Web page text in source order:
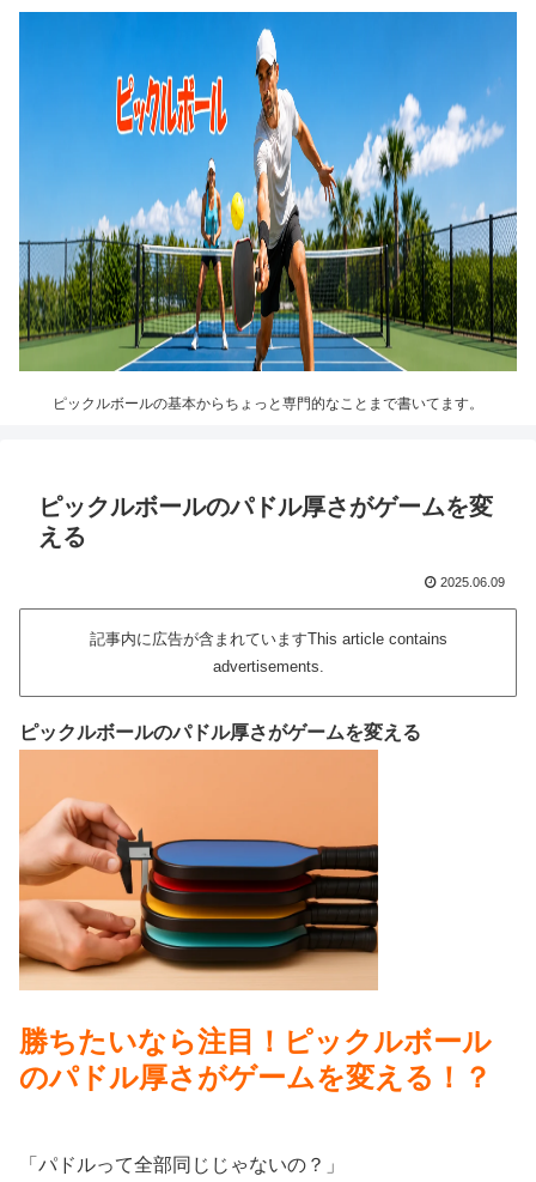
ピックルボールの基本からちょっと専門的なことまで書いてます。
ピックルボールのパドル厚さがゲームを変
える
2025.06.09
記事内に広告が含まれていますThis article contains
advertisements.
ピックルボールのパドル厚さがゲームを変える
勝ちたいなら注目！ピックルボール
のパドル厚さがゲームを変える！？
「パドルって全部同じじゃないの？」